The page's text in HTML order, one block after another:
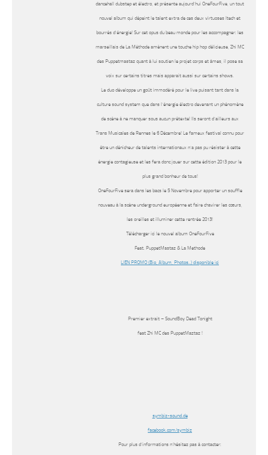
dancehall dubstep et électro, et présente aujourd’hui OneFourFive, un tout
nouvel album qui dépeint le talent extra de ces deux virtuoses Itech et
bourrés d’énergie! Sur cet opus du beau monde pour les accompagner: les
marseillais de La Méthode amènent une touche hip hop délicieuse, Zhi MC
des Puppetmastaz quant à lui soutien le projet corps et âmes, il pose sa
voix sur certains titres mais apparait aussi sur certains shows.
Le duo développe un goût immodéré pour le live puisant tant dans la
culture sound system que dans l’énergie électro devenant un phénomène
de scène à ne manquer sous aucun prétexte! Ils seront d’ailleurs aux
Trans Musicales de Rennes le 6 Décembre! Le fameux festival connu pour
être un dénicheur de talents internationaux n’a pas pu résister à cette
énergie contagieuse et les fera donc jouer sur cette édition 2013 pour le
plus grand bonheur de tous!
OneFourFive sera dans les bacs le 5 Novembre pour apporter un souffle
nouveau à la scène underground européenne et faire chavirer les cœurs,
les oreilles et illuminer cette rentrée 2013!
Télécharger ici le nouvel album OneFourFive
Feat. PuppetMastaz & La Methode
LIEN PROMO (Bio, Album, Photos..) disponible ici
Premier extrait – SoundBoy Dead Tonight
feat Zhi MC des PuppetMaztaz !
symbiz-sound.de
facebook.com/symbiz
Pour plus d’informations n’hésitez pas à contacter: